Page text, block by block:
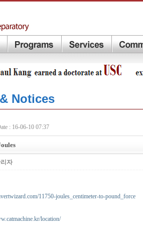
Notices
: 16-06-10 07:37
자
11750-joules_centimeter-to-pound_force
location/